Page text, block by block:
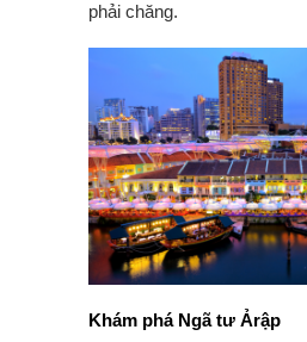
phải chăng.
Khám phá Ngã tư Ảrập